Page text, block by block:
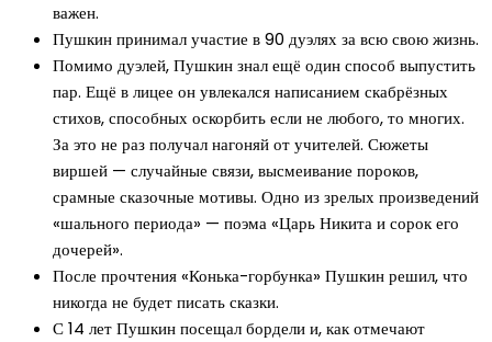
важен.
Пушкин принимал участие в 90 дуэлях за всю свою жизнь.
Помимо дуэлей, Пушкин знал ещё один способ выпустить
пар. Ещё в лицее он увлекался написанием скабрёзных
стихов, способных оскорбить если не любого, то многих.
За это не раз получал нагоняй от учителей. Сюжеты
виршей — случайные связи, высмеивание пороков,
срамные сказочные мотивы. Одно из зрелых произведений
«шального периода» — поэма «Царь Никита и сорок его
дочерей».
После прочтения «Конька-горбунка» Пушкин решил, что
никогда не будет писать сказки.
С 14 лет Пушкин посещал бордели и, как отмечают